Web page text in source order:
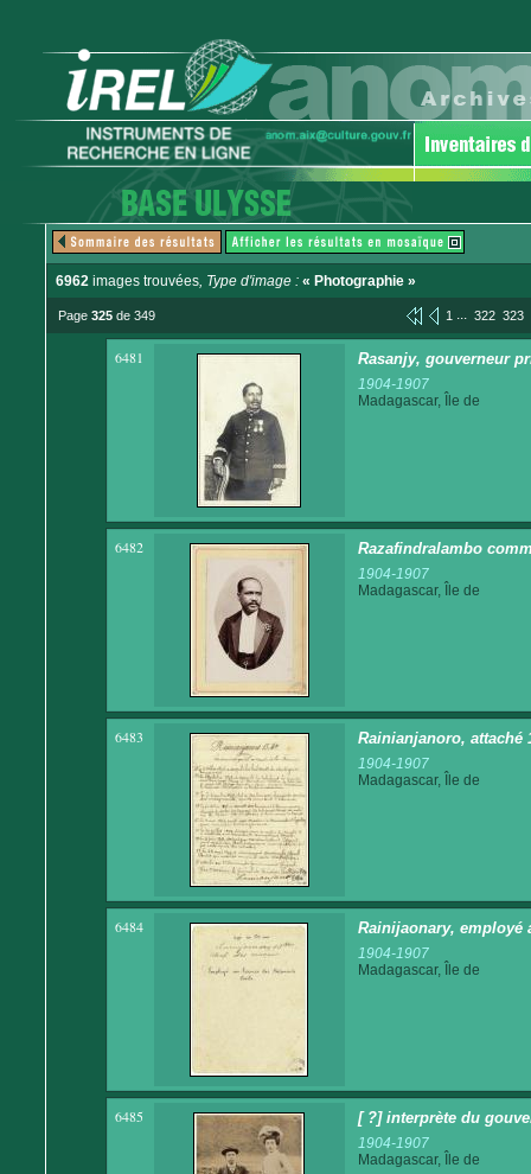
6962 images trouvées, Type d'image : « Photographie »
Page 325 de 349 1 ... 322 323
6481 Rasanjy, gouverneur
1904-1907
Madagascar, Île de
6482 Razafindralambo
1904-1907
Madagascar, Île de
6483 Rainianjanoro, attaché
1904-1907
Madagascar, Île de
6484 Rainijaonary, employé
1904-1907
Madagascar, Île de
6485 [ ?] interprète du
1904-1907
Madagascar, Île de